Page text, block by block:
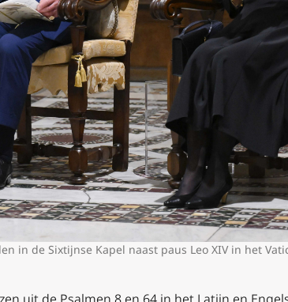
in de Sixtijnse Kapel naast paus Leo XIV in het